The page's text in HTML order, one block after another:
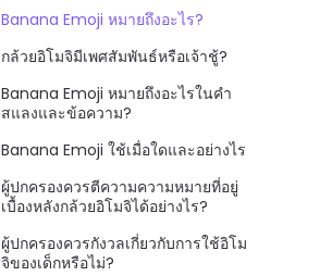
Banana Emoji หมายถึงอะไร?
กล้วยอิโมจิมีเพศสัมพันธ์หรือเจ้าชู้?
Banana Emoji หมายถึงอะไรในคำ
สแลงและข้อความ?
Banana Emoji ใช้เมื่อใดและอย่างไร
ผู้ปกครองควรตีความความหมายที่อยู่
เบื้องหลังกล้วยอิโมจิได้อย่างไร?
ผู้ปกครองควรกังวลเกี่ยวกับการใช้อิโม
จิของเด็กหรือไม่?